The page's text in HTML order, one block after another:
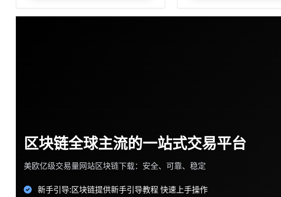
区块链全球主流的一站式交易平台
美欧亿级交易量网站区块链下载：安全、可靠、稳定
新手引导:区块链提供新手引导教程 快速上手操作